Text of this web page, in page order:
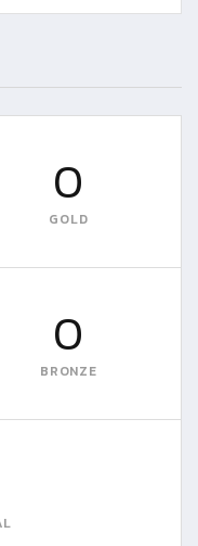
0
GOLD
0
BRONZE